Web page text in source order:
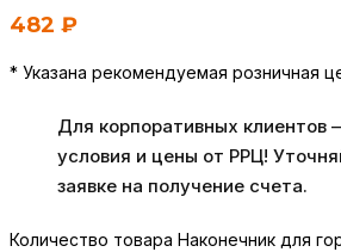
482 ₽
* Указана рекомендуемая розничная
Для корпоративных клиентов
условия и цены от РРЦ!
заявке на получение счета.
Количество товара Наконечник для